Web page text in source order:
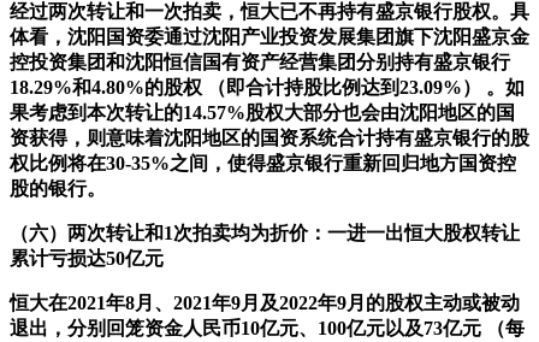
经过两次转让和一次拍卖，恒大已不再持有盛京银行股权。具
体看，沈阳国资委通过沈阳产业投资发展集团旗下沈阳盛京金
控投资集团和沈阳恒信国有资产经营集团分别持有盛京银行
18.29%和4.80%的股权 （即合计持股比例达到23.09%） 。如
果考虑到本次转让的14.57%股权大部分也会由沈阳地区的国
资获得，则意味着沈阳地区的国资系统合计持有盛京银行的股
权比例将在30-35%之间，使得盛京银行重新回归地方国资控
股的银行。
（六）两次转让和1次拍卖均为折价：一进一出恒大股权转让
累计亏损达50亿元
恒大在2021年8月、2021年9月及2022年9月的股权主动或被动
退出，分别回笼资金人民币10亿元、100亿元以及73亿元 （每